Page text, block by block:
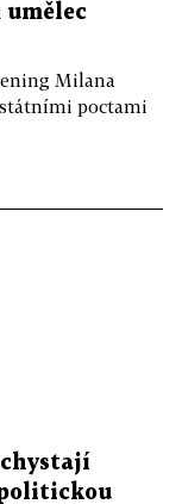
umělec
Milana
státními poctami
chystají